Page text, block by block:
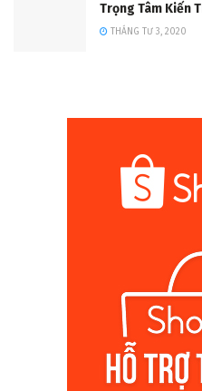
Trọng Tâm Kiến
THÁNG TƯ 3, 2020